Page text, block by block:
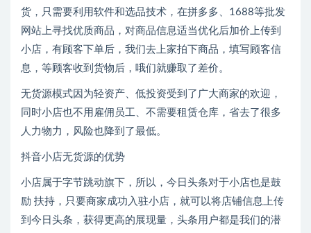
货，只需要利用软件和选品技术，在拼多多、1688等批发
网站上寻找优质商品，对商品信息适当优化后加价上传到
小店，有顾客下单后，我们去上家拍下商品，填写顾客信
息，等顾客收到货物后，哦们就赚取了差价。
无货源模式因为轻资产、低投资受到了广大商家的欢迎，
同时小店也不用雇佣员工、不需要租赁仓库，省去了很多
人力物力，风险也降到了最低。
抖音小店无货源的优势
小店属于字节跳动旗下，所以，今日头条对于小店也是鼓
励 扶持，只要商家成功入驻小店，就可以将店铺信息上传
到今日头条，获得更高的展现量，头条用户都是我们的潜